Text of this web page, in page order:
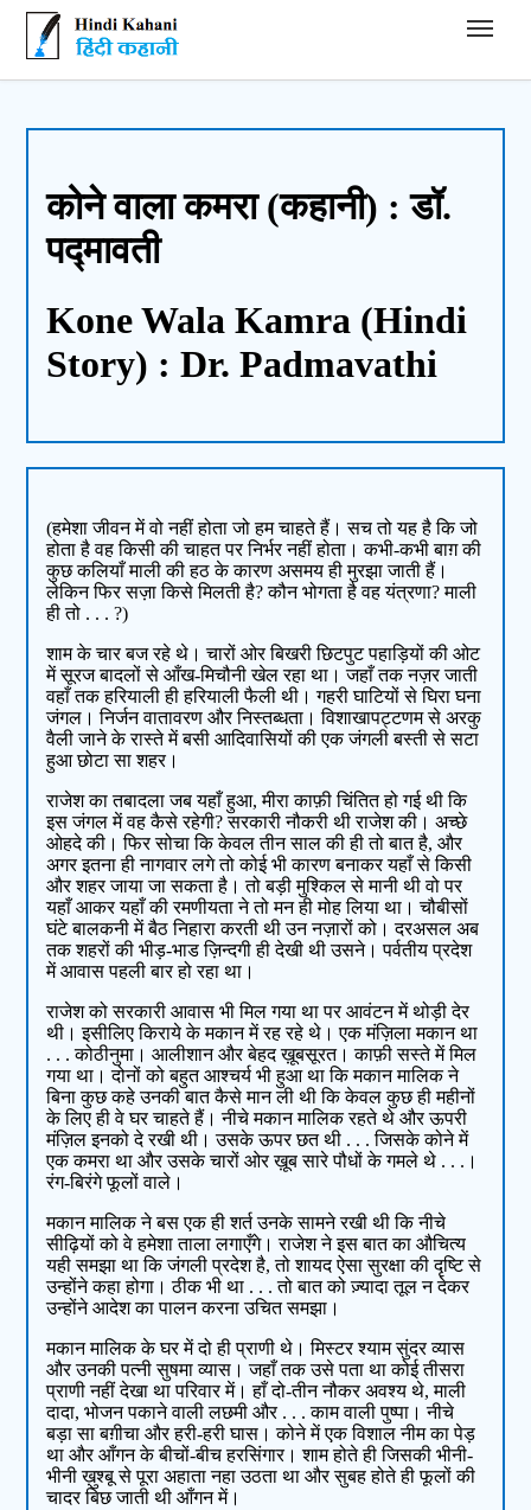
Hindi Kahani - हिंदी कहानी
कोने वाला कमरा (कहानी) : डॉ.
पद्मावती
Kone Wala Kamra (Hindi
Story) : Dr. Padmavathi
(हमेशा जीवन में वो नहीं होता जो हम चाहते हैं। सच तो यह है कि जो
होता है वह किसी की चाहत पर निर्भर नहीं होता। कभी-कभी बाग़ की
कुछ कलियाँ माली की हठ के कारण असमय ही मुरझा जाती हैं।
लेकिन फिर सज़ा किसे मिलती है? कौन भोगता है वह यंत्रणा? माली
ही तो . . . ?)
शाम के चार बज रहे थे। चारों ओर बिखरी छिटपुट पहाड़ियों की ओट
में सूरज बादलों से आँख-मिचौनी खेल रहा था। जहाँ तक नज़र जाती
वहाँ तक हरियाली ही हरियाली फैली थी। गहरी घाटियों से घिरा घना
जंगल। निर्जन वातावरण और निस्तब्धता। विशाखापट्टणम से अरकु
वैली जाने के रास्ते में बसी आदिवासियों की एक जंगली बस्ती से सटा
हुआ छोटा सा शहर।
राजेश का तबादला जब यहाँ हुआ, मीरा काफ़ी चिंतित हो गई थी कि
इस जंगल में वह कैसे रहेगी? सरकारी नौकरी थी राजेश की। अच्छे
ओहदे की। फिर सोचा कि केवल तीन साल की ही तो बात है, और
अगर इतना ही नागवार लगे तो कोई भी कारण बनाकर यहाँ से किसी
और शहर जाया जा सकता है। तो बड़ी मुश्किल से मानी थी वो पर
यहाँ आकर यहाँ की रमणीयता ने तो मन ही मोह लिया था। चौबीसों
घंटे बालकनी में बैठ निहारा करती थी उन नज़ारों को। दरअसल अब
तक शहरों की भीड़-भाड ज़िन्दगी ही देखी थी उसने। पर्वतीय प्रदेश
में आवास पहली बार हो रहा था।
राजेश को सरकारी आवास भी मिल गया था पर आवंटन में थोड़ी देर
थी। इसीलिए किराये के मकान में रह रहे थे। एक मंज़िला मकान था
. . . कोठीनुमा। आलीशान और बेहद ख़ूबसूरत। काफ़ी सस्ते में मिल
गया था। दोनों को बहुत आश्चर्य भी हुआ था कि मकान मालिक ने
बिना कुछ कहे उनकी बात कैसे मान ली थी कि केवल कुछ ही महीनों
के लिए ही वे घर चाहते हैं। नीचे मकान मालिक रहते थे और ऊपरी
मंज़िल इनको दे रखी थी। उसके ऊपर छत थी . . . जिसके कोने में
एक कमरा था और उसके चारों ओर ख़ूब सारे पौधों के गमले थे . . .।
रंग-बिरंगे फूलों वाले।
मकान मालिक ने बस एक ही शर्त उनके सामने रखी थी कि नीचे
सीढ़ियों को वे हमेशा ताला लगाएँगे। राजेश ने इस बात का औचित्य
यही समझा था कि जंगली प्रदेश है, तो शायद ऐसा सुरक्षा की दृष्टि से
उन्होंने कहा होगा। ठीक भी था . . . तो बात को ज़्यादा तूल न देकर
उन्होंने आदेश का पालन करना उचित समझा।
मकान मालिक के घर में दो ही प्राणी थे। मिस्टर श्याम सुंदर व्यास
और उनकी पत्नी सुषमा व्यास। जहाँ तक उसे पता था कोई तीसरा
प्राणी नहीं देखा था परिवार में। हाँ दो-तीन नौकर अवश्य थे, माली
दादा, भोजन पकाने वाली लछमी और . . . काम वाली पुष्पा। नीचे
बड़ा सा बग़ीचा और हरी-हरी घास। कोने में एक विशाल नीम का पेड़
था और आँगन के बीचों-बीच हरसिंगार। शाम होते ही जिसकी भीनी-
भीनी ख़ुश्बू से पूरा अहाता नहा उठता था और सुबह होते ही फूलों की
चादर बिछ जाती थी आँगन में।